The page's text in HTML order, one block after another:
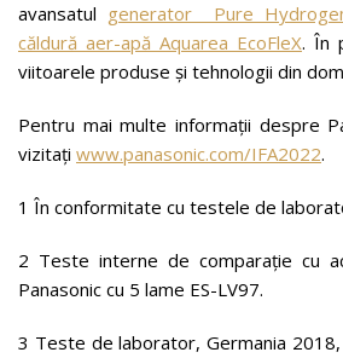
avansatul generator Pure
căldură aer-apă Aquarea EcoFleX. În
viitoarele produse și tehnologii din
Pentru mai multe informații despre
vizitați www.panasonic.com/IFA2022.
1 În conformitate cu testele de
2 Teste interne de comparație cu
Panasonic cu 5 lame ES-LV97.
3 Teste de laborator, Germania